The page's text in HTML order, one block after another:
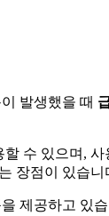
발생했을 때
수 있으며,
장점이 있습니
제공하고 있